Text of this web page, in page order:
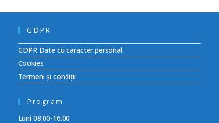
GDPR
GDPR Date cu caracter personal
Cookies
Termeni și condiții
Program
Luni 08.00-16.00